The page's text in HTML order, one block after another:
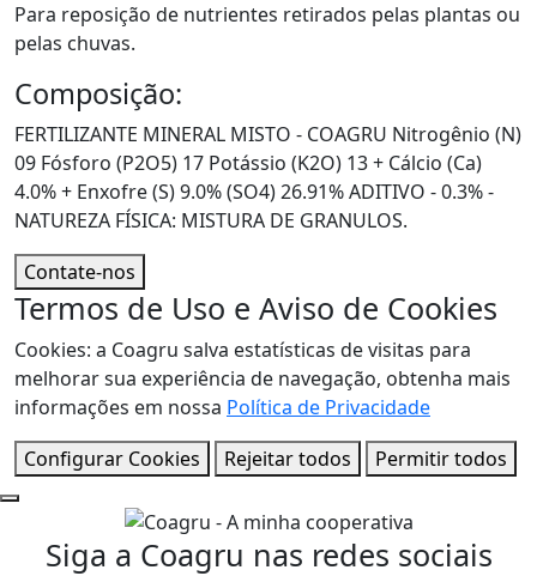
Para reposição de nutrientes retirados pelas plantas ou
pelas chuvas.
Composição:
FERTILIZANTE MINERAL MISTO - COAGRU Nitrogênio (N)
09 Fósforo (P2O5) 17 Potássio (K2O) 13 + Cálcio (Ca)
4.0% + Enxofre (S) 9.0% (SO4) 26.91% ADITIVO - 0.3% -
NATUREZA FÍSICA: MISTURA DE GRANULOS.
Contate-nos
Termos de Uso e Aviso de Cookies
Cookies: a Coagru salva estatísticas de visitas para
melhorar sua experiência de navegação, obtenha mais
informações em nossa Política de Privacidade
Configurar Cookies
Rejeitar todos Permitir todos
Siga a Coagru nas redes sociais